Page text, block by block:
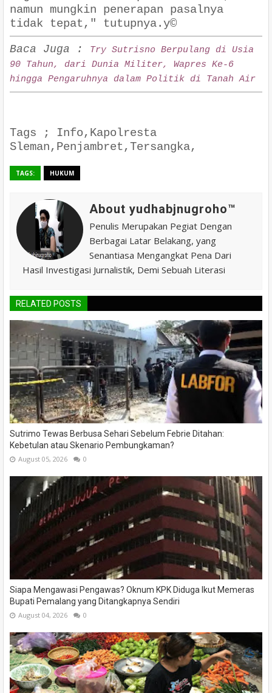
namun mungkin penerapan pasalnya
tidak tepat," tutupnya.y©
Baca Juga :
Try Sutrisno Berpulang di Usia
90 Tahun, dari Dunia Militer, Wapres Ke-6
hingga Pengaruhnya dalam Politik di Tanah Air
Tags ; Info,Kapolresta
Sleman,Penjambret,Tersangka,
TAGS: HUKUM
About yudhabjnugroho™️
Penulis Merupakan Pegiat Dengan
Berbagai Latar Belakang, yang
Senantiasa Mengangkat Pena Dari
Hasil Investigasi Jurnalistik, Demi Sebuah Literasi
RELATED POSTS
Sutrimo Tewas Berbusa Sehari Sebelum Febrie Ditahan:
Kebetulan atau Skenario Pembungkaman?
August 05, 2026 0
Siapa Mengawasi Pengawas? Oknum KPK Diduga Ikut Memeras
Bupati Pemalang yang Ditangkapnya Sendiri
August 04, 2026 0